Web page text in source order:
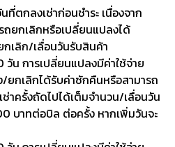
ตกลงเช่าก่อนชำระ เนื่องจาก
ถยกเลิกหรือเปลี่ยนแปลงได้
เลิก/เลื่อนวันรับสินค้า
น การเปลี่ยนแปลงมีค่าใช้จ่าย
กเลิกได้รับค่าซักคืนหรือสามารถ
ช่าครั้งถัดไปได้เต็มจำนวน/เลื่อนวัน
บาทต่อบิล ต่อครั้ง หากเพิ่มวันจะ